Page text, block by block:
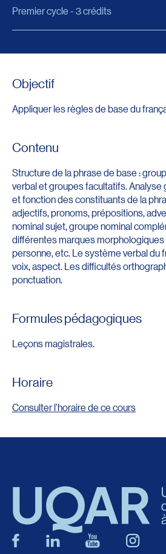
Premier cycle - 3 crédits
Objectif
Appliquer les règles de base du
Contenu
Structure de la phrase de base :
verbal et groupes facultatifs. Analyse
et fonction des constituants de la
adjectifs, pronoms, prépositions,
nominal sujet, groupe nominal
différentes marques morphologiques
personne, etc. Le système verbal du
voix, aspect. Les difficultés
ponctuation.
Formules pédagogiques
Leçons magistrales.
Horaire
Consulter l'horaire de ce cours